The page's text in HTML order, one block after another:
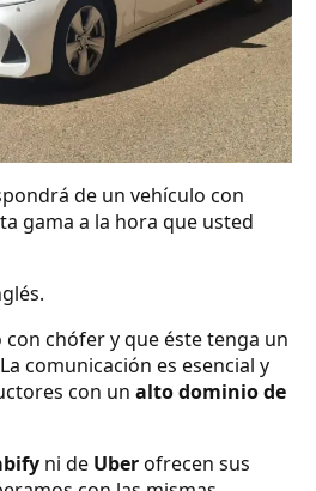
de un vehículo con
gama a la hora que usted
con chófer y que éste tenga un
comunicación es esencial y
con un alto dominio de
ni de Uberofrecen sus